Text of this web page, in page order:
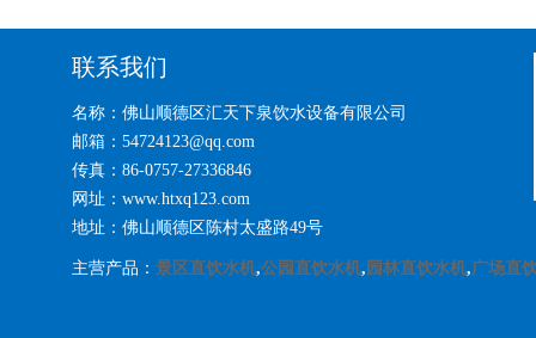
联系我们
名称：佛山顺德区汇天下泉饮水设备有限公司
邮箱：54724123@qq.com
传真：86-0757-27336846
网址：www.htxq123.com
地址：佛山顺德区陈村太盛路49号
主营产品： 景区直饮水机,公园直饮水机, 园林直饮水机,广场直